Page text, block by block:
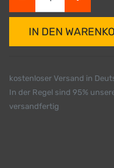
IN DEN
kostenloser Versand in
In der Regel sind 95%
versandfertig